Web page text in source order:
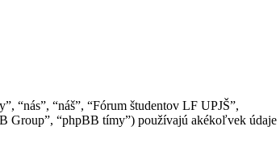
“nás”, “náš”, “Fórum študentov LF UPJŠ”,
Group”, “phpBB tímy”) používajú akékoľvek údaje